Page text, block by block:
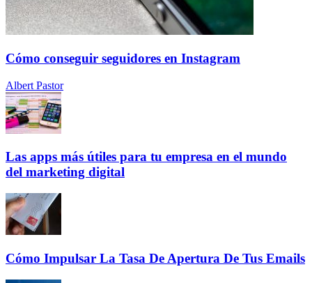
Cómo conseguir seguidores en Instagram
Albert Pastor
Las apps más útiles para tu empresa en el mundo
del marketing digital
Cómo Impulsar La Tasa De Apertura De Tus Emails